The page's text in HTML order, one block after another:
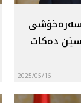
سه‌ره‌خۆشى
ده‌کات
2025/05/16